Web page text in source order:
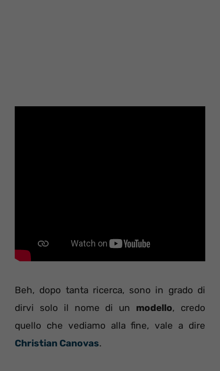
Beh, dopo tanta ricerca, sono in grado di
dirvi solo il nome di un modello, credo
quello che vediamo alla fine, vale a dire
Christian Canovas.